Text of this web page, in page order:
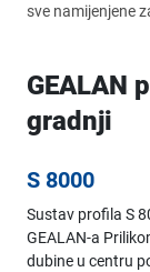
sve namijenjene
GEALAN
gradnji
S 8000
Sustav profila S
GEALAN-a
dubine u centru